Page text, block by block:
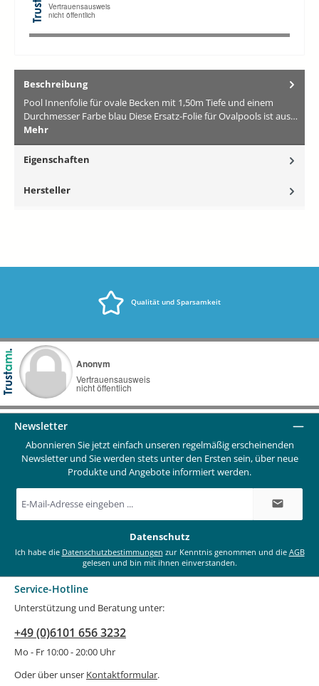
Beschreibung
Pool Innenfolie für ovale Becken mit 1,50m Tiefe und einem
Durchmesser Farbe blau Diese Ersatz-Folie für Ovalpools ist aus…
Mehr
Eigenschaften
Hersteller
Qualität und Sparsamkeit
Newsletter
Abonnieren Sie jetzt einfach unseren regelmäßig erscheinenden
Newsletter und Sie werden stets unter den Ersten sein, über neue
Produkte und Angebote informiert werden.
Mail-
Datenschutz
Ich habe die Datenschutzbestimmungen zur Kenntnis genommen und die AGB
gelesen und bin mit ihnen einverstanden.
Service-Hotline
Unterstützung und Beratung unter:
+49 (0)6101 656 3232
Mo - Fr 10:00 - 20:00 Uhr
Oder über unser Kontaktformular.